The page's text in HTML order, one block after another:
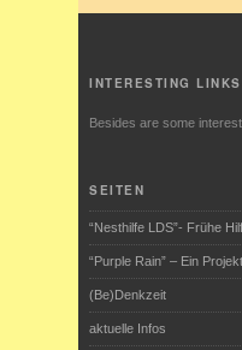
INTERESTING LINKS
Besides are some
SEITEN
“Nesthilfe LDS”- Frühe
“Purple Rain” – Ein
(Be)Denkzeit
aktuelle Infos